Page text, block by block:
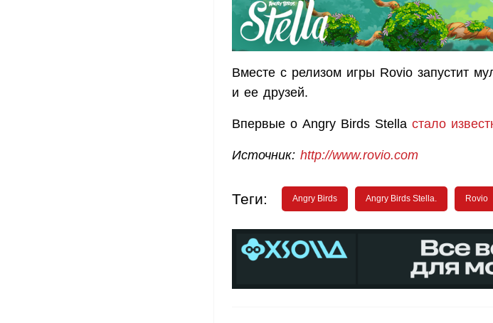
Вместе с релизом игры Rovio запустит
и ее друзей.
Впервые о Angry Birds Stella стало
Источник: http://www.rovio.com
Теги: Angry Birds Angry Birds Stella. Rovio